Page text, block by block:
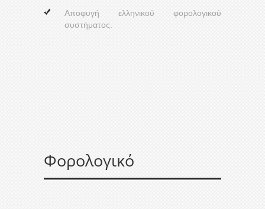
Αποφυγή ελληνικού φορολογικού
συστήματος.
Φορολογικό